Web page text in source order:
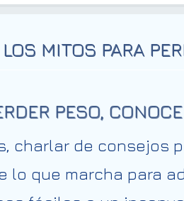
MITOS PARA
PESO,
charlar de consejos
lo que marcha para